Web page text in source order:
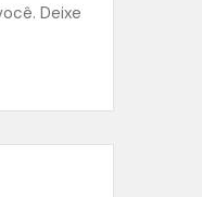
Deixe